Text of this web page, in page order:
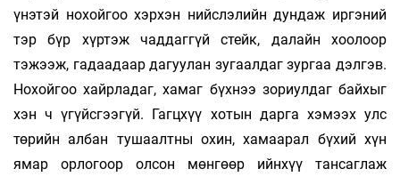
үнэтэй нохойгоо хэрхэн нийслэлийн дундаж иргэний
тэр бүр хүртэж чаддаггүй стейк, далайн хоолоор
тэжээж, гадаадаар дагуулан зугаалдаг зургаа дэлгэв.
Нохойгоо хайрладаг, хамаг бүхнээ зориулдаг байхыг
хэн ч үгүйсгээгүй. Гагцхүү хотын дарга хэмээх улс
төрийн албан тушаалтны охин, хамаарал бүхий хүн
ямар орлогоор олсон мөнгөөр ийнхүү тансаглаж